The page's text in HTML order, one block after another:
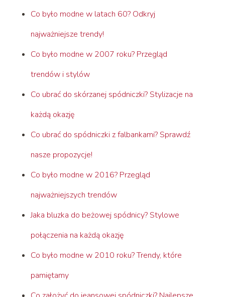
Co było modne w latach 60? Odkryj
najważniejsze trendy!
Co było modne w 2007 roku? Przegląd
trendów i stylów
Co ubrać do skórzanej spódniczki? Stylizacje na
każdą okazję
Co ubrać do spódniczki z falbankami? Sprawdź
nasze propozycje!
Co było modne w 2016? Przegląd
najważniejszych trendów
Jaka bluzka do beżowej spódnicy? Stylowe
połączenia na każdą okazję
Co było modne w 2010 roku? Trendy, które
pamiętamy